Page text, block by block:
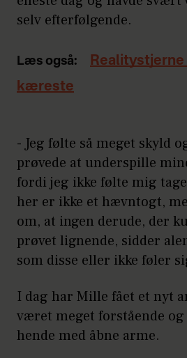
selv efterfølgende.
Læs også:
kæreste
- Jeg følte så meget skyld
prøvede at underspille
fordi jeg ikke følte mig
her er ikke et hævntogt,
om, at ingen derude, der
prøvet lignende, sidder
som disse eller ikke føler
I dag har Mille fået et nyt
været meget forstående
hende med åbne arme.